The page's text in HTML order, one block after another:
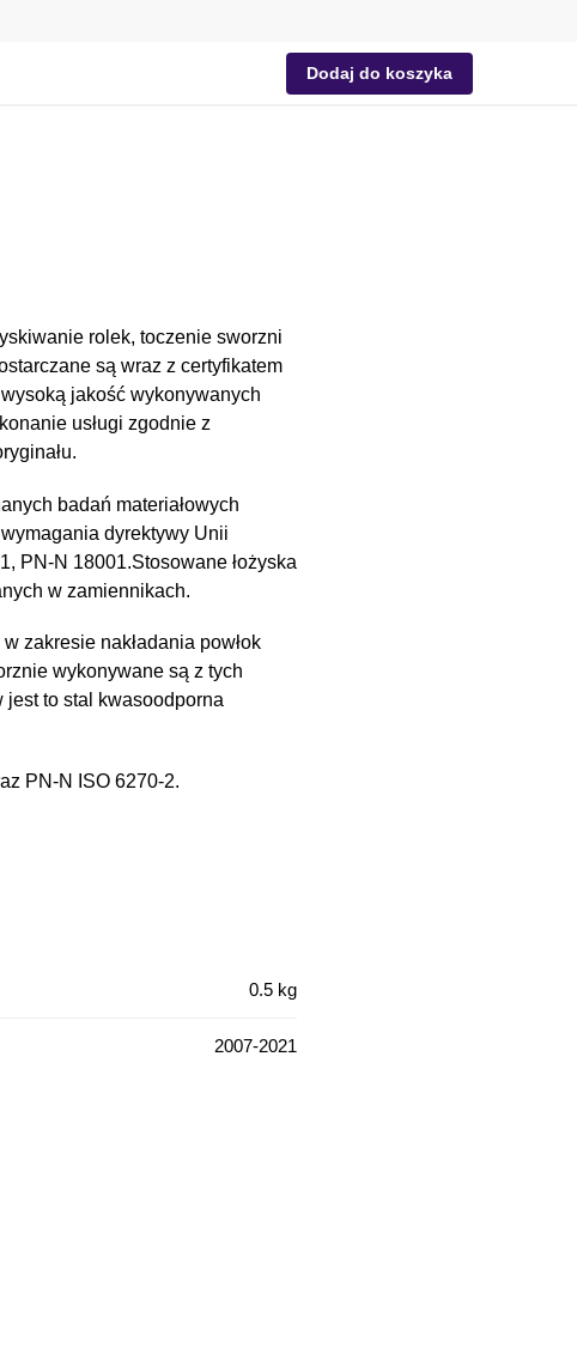
Dodaj do koszyka
rolek, toczenie sworzni
są wraz z certyfikatem
jakość wykonywanych
usługi zgodnie z
badań materiałowych
dyrektywy Unii
PN-N 18001.Stosowane łożyska
w zamiennikach.
zakresie nakładania powłok
wykonywane są z tych
jest to stal kwasoodporna
PN-N ISO 6270-2.
0.5 kg
2007-2021